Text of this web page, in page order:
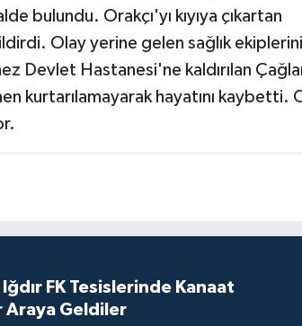
bulundu. Orakçı'yı kıyıya çıkartan
Olay yerine gelen sağlık
Devlet Hastanesi'ne kaldırılan
kurtarılamayarak hayatını kaybetti.
FK Tesislerinde Kanaat
Geldiler